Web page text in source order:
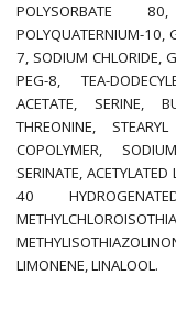
POLYSORBATE
POLYQUATERNIUM-10,
7, SODIUM CHLORIDE,
PEG-8, TEA-
ACETATE, SERINE,
THREONINE,
COPOLYMER,
SERINATE,
40
LIMONENE, LINALOOL.